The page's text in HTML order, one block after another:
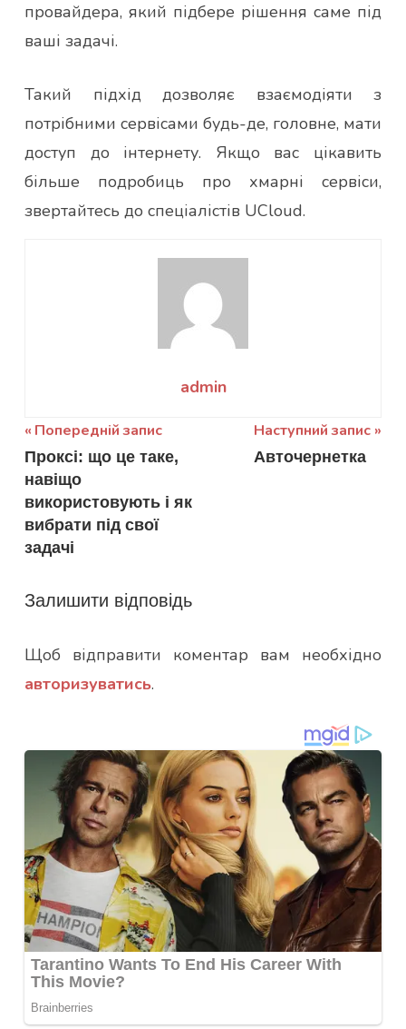
провайдера, який підбере рішення саме під
ваші задачі.
Такий підхід дозволяє взаємодіяти з
потрібними сервісами будь-де, головне, мати
доступ до інтернету. Якщо вас цікавить
більше подробиць про хмарні сервіси,
звертайтесь до спеціалістів UCloud.
admin
Навігація
записів
Попередній запис
Проксі: що це таке,
навіщо
використовують і як
вибрати під свої
задачі
Наступний запис
Авточернетка
Залишити відповідь
Щоб відправити коментар вам необхідно
авторизуватись.